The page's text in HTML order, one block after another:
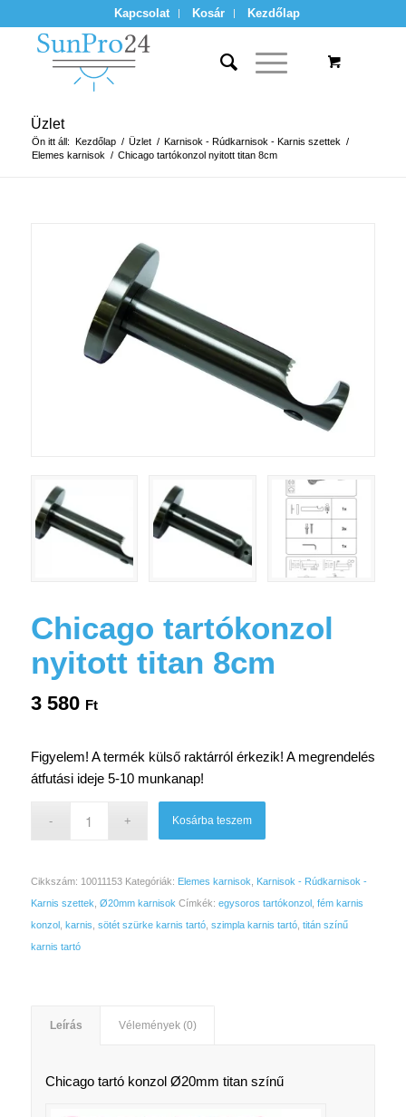
Kapcsolat Kosár Kezdőlap
Üzlet
Ön itt áll: Kezdőlap / Üzlet / Karnisok - Rúdkarnisok - Karnis szettek /
Elemes karnisok / Chicago tartókonzol nyitott titan 8cm
Chicago tartókonzol
nyitott titan 8cm
3 580 Ft
Figyelem! A termék külső raktárról érkezik! A megrendelés
átfutási ideje 5-10 munkanap!
Kosárba teszem
Cikkszám: 10011153 Kategóriák: Elemes karnisok
Karnisok - Rúdkarnisok -
Karnis szettek Ø20mm karnisok Címkék: egysoros tartókonzol, fém karnis
konzol, karnis sötét szürke karnis tartó, szimpla karnis tartó, titán színű
karnis tartó
Leírás Vélemények (0)
Chicago tartó konzol Ø20mm titan színű